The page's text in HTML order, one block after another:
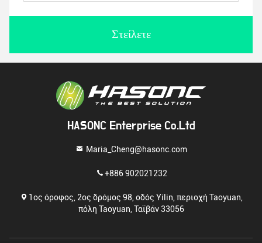
Στείλετε
HASONC Enterprise Co.Ltd
Maria_Cheng@hasonc.com
+886 902021232
1ος όροφος, 2ος δρόμος 98, οδός Yilin, περιοχή Taoyuan,
πόλη Taoyuan, Ταϊβάν 33056